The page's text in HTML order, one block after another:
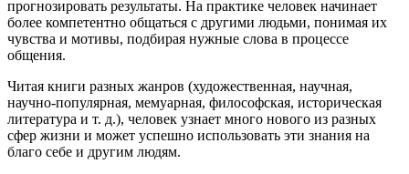
прогнозировать результаты. На практике человек начинает
более компетентно общаться с другими людьми, понимая их
чувства и мотивы, подбирая нужные слова в процессе
общения.
Читая книги разных жанров (художественная, научная,
научно-популярная, мемуарная, философская, историческая
литература и т. д.), человек узнает много нового из разных
сфер жизни и может успешно использовать эти знания на
благо себе и другим людям.